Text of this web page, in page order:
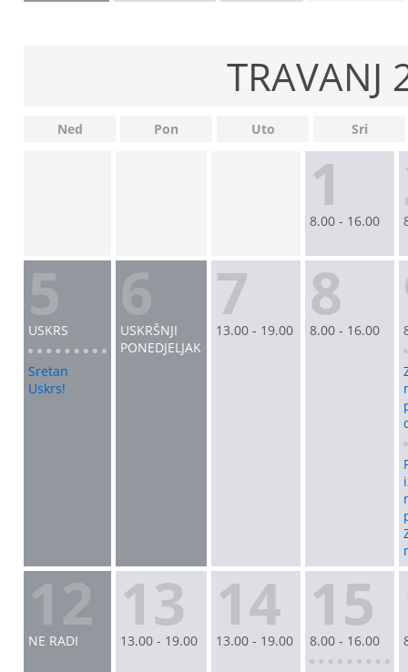
TRAVANJ
Ned Pon Uto Sri
1
8.00 - 16.00
USKRS
Sretan
Uskrs!
USKRŠNJI
PONEDJELJAK
7
13.00 - 19.00 8
8.00 - 16.00
NE RADI 13
13.00 - 19.00 14
13.00 - 19.00 15
8.00 - 16.00